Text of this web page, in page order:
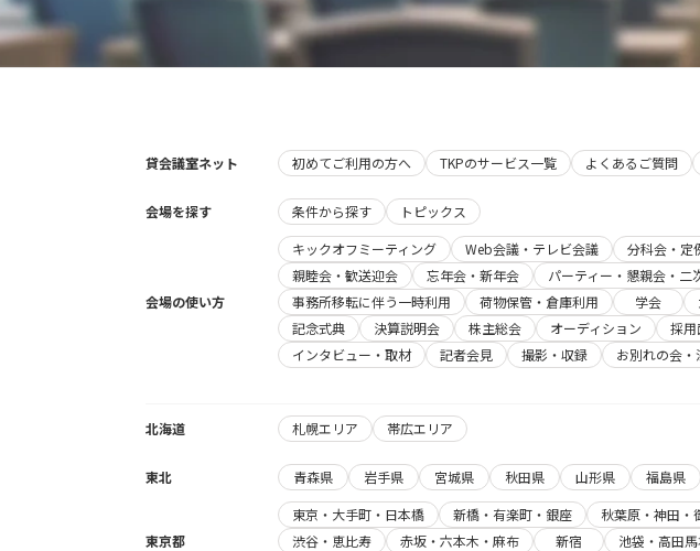
貸会議室ネット 初めてご利用の方へ TKPのサービス一覧 よくあるご質問
会場を探す 条件から探す トピックス
会場の使い方
キックオフミーティング Web会議・テレビ会議 分科会・定
親睦会・歓送迎会
忘年会・新年会 パーティー・懇親会・二
事務所移転に伴う一時利用
荷物保管・倉庫利用 学会
記念式典
決算説明会 株主総会 オーディション 採用
インタビュー・取材
記者会見 撮影・収録 お別れの会
北海道 札幌エリア 帯広エリア
東北 青森県 岩手県 宮城県 秋田県 山形県 福島県
東京都
東京・大手町・日本橋 新橋・有楽町・銀座 秋葉原・神田・
渋谷・恵比寿
赤坂・六本木・麻布 新宿 池袋・高田